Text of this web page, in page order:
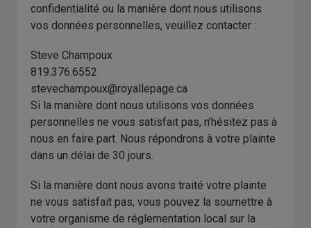
confidentialité ou la manière dont nous utilisons
vos données personnelles, veuillez contacter :
Steve Champoux
819.376.6552
stevechampoux@royallepage.ca
Si la manière dont nous utilisons vos données
personnelles ne vous satisfait pas, n’hésitez pas à
nous en faire part. Nous répondrons à votre plainte
dans un délai de 30 jours.
Si la manière dont nous avons traité votre plainte
ne vous satisfait pas, vous pouvez la soumettre à
votre organisme de réglementation local sur la